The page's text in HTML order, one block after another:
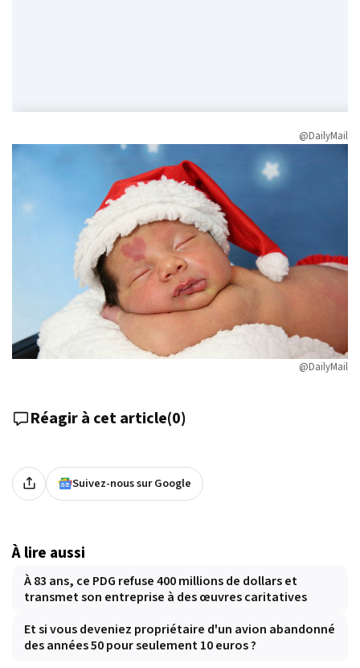
@DailyMail
@DailyMail
Réagir à cet article(0)
Suivez-nous sur Google
À lire aussi
À 83 ans, ce PDG refuse 400 millions de dollars et
transmet son entreprise à des œuvres caritatives
Et si vous deveniez propriétaire d'un avion abandonné
des années 50 pour seulement 10 euros ?